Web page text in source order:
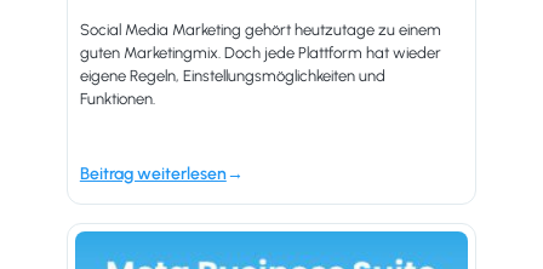
Social Media Marketing gehört heutzutage zu einem
guten Marketingmix. Doch jede Plattform hat wieder
eigene Regeln, Einstellungsmöglichkeiten und
Funktionen.
Beitrag weiterlesen